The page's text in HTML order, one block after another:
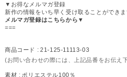
▼お得なメルマガ登録
新作の情報をいち早く受け取ることができま
メルマガ登録はこちらから▼
===
商品コード : 21-125-11113-03
(お問い合わせの際には、上記品番をお伝え
素材 : ポリエステル100％